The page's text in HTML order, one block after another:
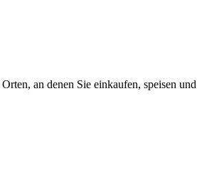
an denen Sie einkaufen, speisen